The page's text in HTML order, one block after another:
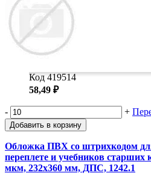
Код 419514
58,49 ₽
- +
Добавить в корзину
Обложка ПВХ со штрихкодом
переплете и учебников
мкм, 232х360 мм, ДПС, 1242.1